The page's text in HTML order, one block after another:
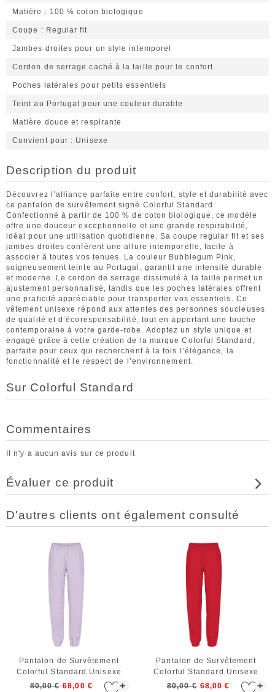
Matière 100 % coton biologique
Coupe Regular fit
Jambes droites pour un style intemporel
Cordon de serrage caché à la taille pour le confort
Poches latérales pour petits essentiels
Teint au Portugal pour une couleur durable
Matière douce et respirante
Convient pour Unisexe
Description du produit
Découvrez l’alliance parfaite entre confort, style et durabilité avec
ce pantalon de survêtement signé Colorful Standard.
Confectionné à partir de 100 % de coton biologique, ce modèle
offre une douceur exceptionnelle et une grande respirabilité,
idéal pour une utilisation quotidienne. Sa coupe regular fit et ses
jambes droites confèrent une allure intemporelle, facile à
associer à toutes vos tenues. La couleur Bubblegum Pink,
soigneusement teinte au Portugal, garantit une intensité durable
et moderne. Le cordon de serrage dissimulé à la taille permet un
ajustement personnalisé, tandis que les poches latérales offrent
une praticité appréciable pour transporter vos essentiels. Ce
vêtement unisexe répond aux attentes des personnes soucieuses
de qualité et d’écoresponsabilité, tout en apportant une touche
contemporaine à votre garde-robe. Adoptez un style unique et
engagé grâce à cette création de la marque Colorful Standard,
parfaite pour ceux qui recherchent à la fois l’élégance, la
fonctionnalité et le respect de l’environnement.
Sur Colorful Standard
Commentaires
Il n'y a aucun avis sur ce produit
Évaluer ce produit
D'autres clients ont également consulté
+
Pantalon de Survêtement
Colorful Standard Unisexe
Organic Sweatpants Soft
80,00 € 68,00 € +
Pantalon de Survêtement
Colorful Standard Unisexe
Organic Sweatpants Scarlet
80,00 € 68,00 €